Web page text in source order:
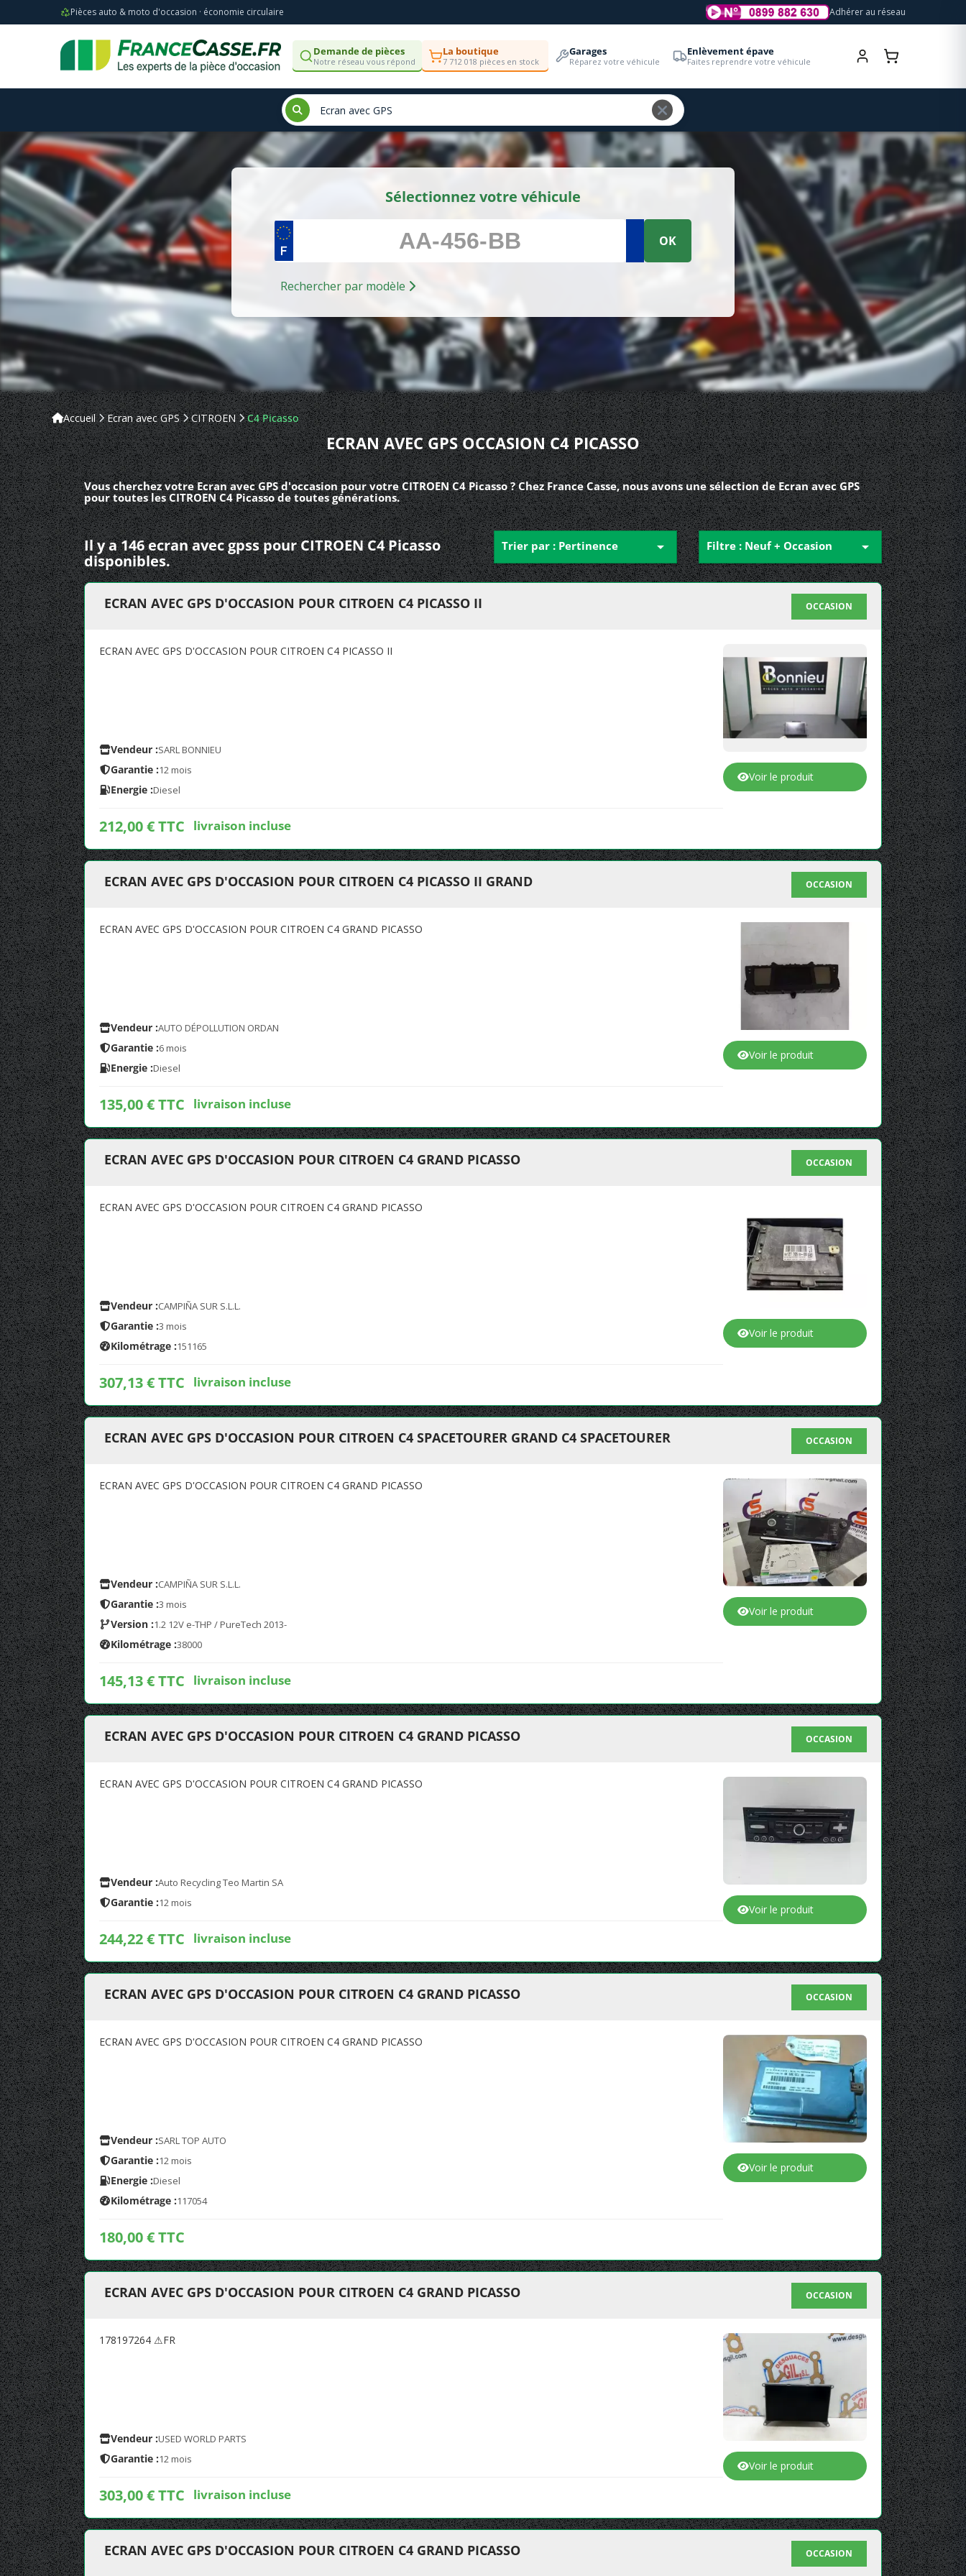
Pièces auto & moto d'occasion · économie circulaire Adhérer au réseau
Demande de pièces
Notre réseau vous répond
La boutique
7 712 018 pièces en stock
Garages
Réparez votre véhicule
Enlèvement épave
Faites reprendre votre véhicule
Sélectionnez votre véhicule
OK
Rechercher par modèle
Accueil Ecran avec GPS CITROEN C4 Picasso
ECRAN AVEC GPS OCCASION C4 PICASSO
Vous cherchez votre Ecran avec GPS d'occasion pour votre CITROEN C4 Picasso ? Chez France Casse, nous avons une sélection de Ecran avec GPS
pour toutes les CITROEN C4 Picasso de toutes générations.
Il y a 146 ecran avec gpss pour CITROEN C4 Picasso
disponibles.
Trier par : Pertinence  Filtre : Neuf + Occasion 
ECRAN AVEC GPS D'OCCASION POUR CITROEN C4 PICASSO II OCCASION
ECRAN AVEC GPS D'OCCASION POUR CITROEN C4 PICASSO II
Vendeur :SARL BONNIEU
Garantie :12 mois
Energie :Diesel
212,00 € TTC livraison incluse
Voir le produit
ECRAN AVEC GPS D'OCCASION POUR CITROEN C4 PICASSO II GRAND OCCASION
ECRAN AVEC GPS D'OCCASION POUR CITROEN C4 GRAND PICASSO
Vendeur :AUTO DÉPOLLUTION ORDAN
Garantie :6 mois
Energie :Diesel
135,00 € TTC livraison incluse
Voir le produit
ECRAN AVEC GPS D'OCCASION POUR CITROEN C4 GRAND PICASSO OCCASION
ECRAN AVEC GPS D'OCCASION POUR CITROEN C4 GRAND PICASSO
Vendeur :CAMPIÑA SUR S.L.L.
Garantie :3 mois
Kilométrage :151165
307,13 € TTC livraison incluse
Voir le produit
ECRAN AVEC GPS D'OCCASION POUR CITROEN C4 SPACETOURER GRAND C4 SPACETOURER OCCASION
ECRAN AVEC GPS D'OCCASION POUR CITROEN C4 GRAND PICASSO
Vendeur :CAMPIÑA SUR S.L.L.
Garantie :3 mois
Version :1.2 12V e-THP / PureTech 2013-
Kilométrage :38000
145,13 € TTC livraison incluse
Voir le produit
ECRAN AVEC GPS D'OCCASION POUR CITROEN C4 GRAND PICASSO OCCASION
ECRAN AVEC GPS D'OCCASION POUR CITROEN C4 GRAND PICASSO
Vendeur :Auto Recycling Teo Martin SA
Garantie :12 mois
244,22 € TTC livraison incluse
Voir le produit
ECRAN AVEC GPS D'OCCASION POUR CITROEN C4 GRAND PICASSO OCCASION
ECRAN AVEC GPS D'OCCASION POUR CITROEN C4 GRAND PICASSO
Vendeur :SARL TOP AUTO
Garantie :12 mois
Energie :Diesel
Kilométrage :117054
180,00 € TTC
Voir le produit
ECRAN AVEC GPS D'OCCASION POUR CITROEN C4 GRAND PICASSO OCCASION
178197264 ⚠FR
Vendeur :USED WORLD PARTS
Garantie :12 mois
303,00 € TTC livraison incluse
Voir le produit
ECRAN AVEC GPS D'OCCASION POUR CITROEN C4 GRAND PICASSO OCCASION